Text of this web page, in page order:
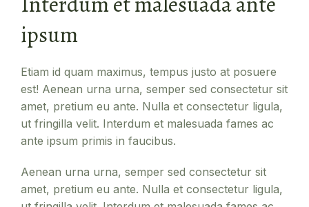
ipsum
Etiam id quam maximus, tempus justo at posuere
est! Aenean urna urna, semper sed consectetur sit
amet, pretium eu ante. Nulla et consectetur ligula,
ut fringilla velit. Interdum et malesuada fames ac
ante ipsum primis in faucibus.
Aenean urna urna, semper sed consectetur sit
amet, pretium eu ante. Nulla et consectetur ligula,